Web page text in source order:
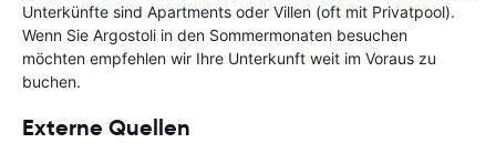
Unterkünfte sind Apartments oder Villen (oft mit Privatpool).
Wenn Sie Argostoli in den Sommermonaten besuchen
möchten empfehlen wir Ihre Unterkunft weit im Voraus zu
buchen.
Externe Quellen